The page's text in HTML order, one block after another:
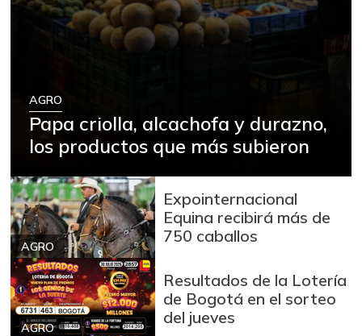
AGRO
Papa criolla, alcachofa y durazno,
los productos que más subieron
AGRO
Expointernacional
Equina recibirá más de
750 caballos
AGRO
Resultados de la Lotería
de Bogotá en el sorteo
del jueves